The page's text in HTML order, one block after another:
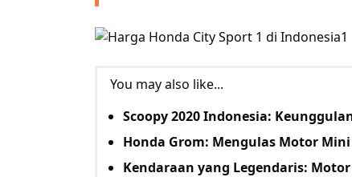
You may also like...
Scoopy 2020 Indonesia:
Honda Grom: Mengulas Motor
Kendaraan yang Legendaris: